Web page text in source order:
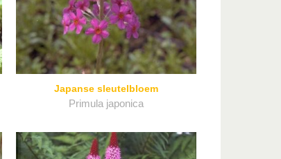
Japanse sleutelbloem
Primula japonica